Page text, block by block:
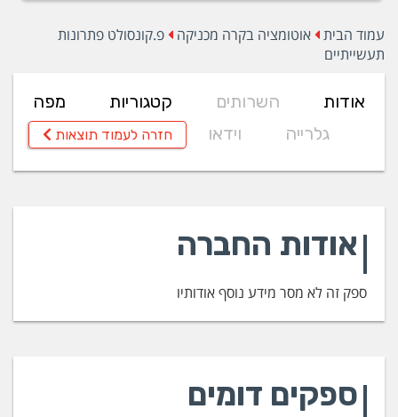
עמוד הבית אוטומציה בקרה מכניקה
פ.קונסולט פתרונות
תעשייתיים
אודות השרותים קטגוריות
מפה
גלרייה
וידאו חזרה לעמוד תוצאות
אודות החברה
ספק זה לא מסר מידע נוסף אודותיו
ספקים דומים